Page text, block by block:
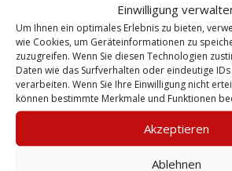
Einwilligung
Um Ihnen ein optimales Erlebnis zu bieten,
wie Cookies, um Geräteinformationen zu
zuzugreifen. Wenn Sie diesen Technologien
Daten wie das Surfverhalten oder eindeutige
verarbeiten. Wenn Sie Ihre Einwilligung nicht
können bestimmte Merkmale und Funktionen
Akzeptieren
Ablehnen
Apparate-, Maschinen-
Dampfkessel-Fabrik,
Limmer, 1954, S. 4
Urheber: Kessel-Fabrik